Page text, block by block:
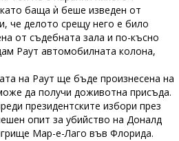
баща ѝ беше изведен от
че делото срещу него е било
от съдебната зала и по-късно
Раут автомобилната колона,
на Раут ще бъде произнесена на
да получи доживотна присъда.
президентските избори през
опит за убийство на Доналд
Мар-е-Лаго във Флорида.